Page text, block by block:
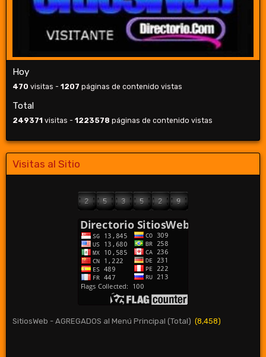
Hoy
470 visitas - 1207 páginas de contenido vistas
Total
249371 visitas - 1223578 páginas de contenido vistas
Visitas al Sitio
SitiosWeb - AGREGADOS al Menú Principal (Total) (8,458)